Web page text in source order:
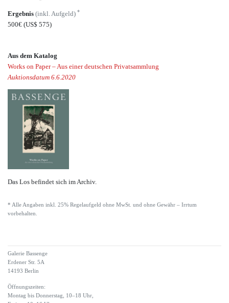
Ergebnis (inkl. Aufgeld) *
500€ (US$ 575)
Aus dem Katalog
Works on Paper – Aus einer deutschen Privatsammlung
Auktionsdatum 6.6.2020
Das Los befindet sich im Archiv.
* Alle Angaben inkl. 25% Regelaufgeld ohne MwSt. und ohne Gewähr – Irrtum
vorbehalten.
Galerie Bassenge
Erdener Str. 5A
14193 Berlin
Öffnungszeiten:
Montag bis Donnerstag, 10–18 Uhr,